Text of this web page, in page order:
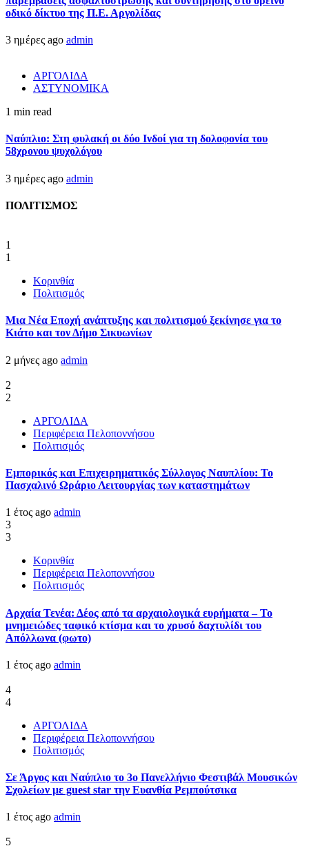
οδικό δίκτυο της Π.Ε. Αργολίδας
3 ημέρες ago admin
ΑΡΓΟΛΙΔΑ
ΑΣΤΥΝΟΜΙΚΑ
1 min read
Ναύπλιο: Στη φυλακή οι δύο Ινδοί για τη δολοφονία του
58χρονου ψυχολόγου
3 ημέρες ago admin
ΠΟΛΙΤΙΣΜΟΣ
1
1
Κορινθία
Πολιτισμός
Μια Νέα Εποχή ανάπτυξης και πολιτισμού ξεκίνησε για το
Κιάτο και τον Δήμο Σικυωνίων
2 μήνες ago admin
2
2
ΑΡΓΟΛΙΔΑ
Περιφέρεια Πελοποννήσου
Πολιτισμός
Εμπορικός και Επιχειρηματικός Σύλλογος Ναυπλίου: Το
Πασχαλινό Ωράριο Λειτουργίας των καταστημάτων
1 έτος ago admin
3
3
Κορινθία
Περιφέρεια Πελοποννήσου
Πολιτισμός
Αρχαία Τενέα: Δέος από τα αρχαιολογικά ευρήματα – Το
μνημειώδες ταφικό κτίσμα και το χρυσό δαχτυλίδι του
Απόλλωνα (φωτο)
1 έτος ago admin
4
4
ΑΡΓΟΛΙΔΑ
Περιφέρεια Πελοποννήσου
Πολιτισμός
Σε Άργος και Ναύπλιο το 3ο Πανελλήνιο Φεστιβάλ Μουσικών
Σχολείων με guest star την Ευανθία Ρεμπούτσικα
1 έτος ago admin
5